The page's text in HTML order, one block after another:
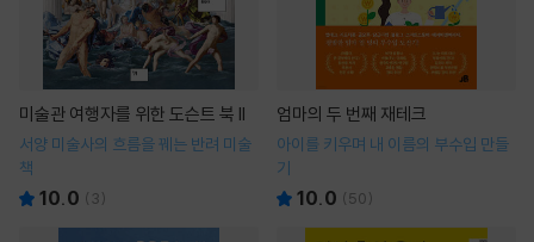
미술관 여행자를 위한 도슨트 북 II
서양 미술사의 흐름을 꿰는 반려 미술
책
10.0 ( 3)
엄마의 두 번째 재테크
아이를 키우며 내 이름의 부수입 만들
기
10.0 (50)